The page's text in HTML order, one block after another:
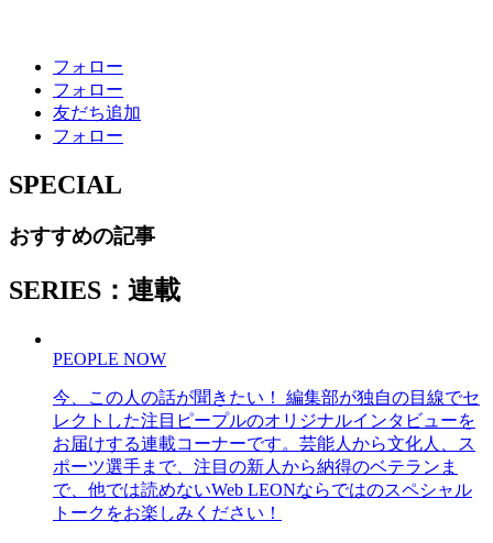
フォロー
フォロー
友だち追加
フォロー
SPECIAL
おすすめの記事
SERIES：連載
PEOPLE NOW
今、この人の話が聞きたい！ 編集部が独自の目線でセ
レクトした注目ピープルのオリジナルインタビューを
お届けする連載コーナーです。芸能人から文化人、ス
ポーツ選手まで、注目の新人から納得のベテランま
で、他では読めないWeb LEONならではのスペシャル
トークをお楽しみください！